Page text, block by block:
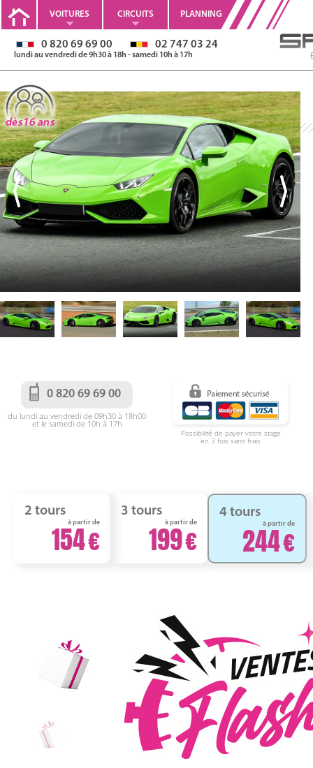
VOITURES CIRCUITS PLANNING
0 820 69 69 00 02 747 03 24
lundi au vendredi de 9h30 à 18h - samedi 10h à 17h
0 820 69 69 00
du lundi au vendredi de 09h30 à 18h00
et le samedi de 10h à 17h
Possibilité de payer votre stage
en 3 fois sans frais
2 tours
à partir de
154
3 tours
à partir de
199
4 tours
à partir de
244